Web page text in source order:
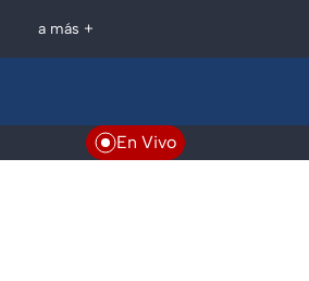
a más +
En Vivo